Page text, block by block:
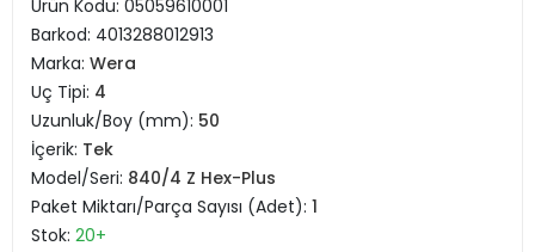
Ürün Kodu: 05059610001
Barkod: 4013288012913
Marka: Wera
Uç Tipi: 4
Uzunluk/Boy (mm): 50
İçerik: Tek
Model/Seri: 840/4 Z Hex-Plus
Paket Miktarı/Parça Sayısı (Adet): 1
Stok: 20+